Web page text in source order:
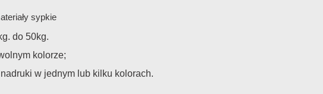
sypkie
do 50kg.
kolorze;
w jednym lub kilku kolorach.